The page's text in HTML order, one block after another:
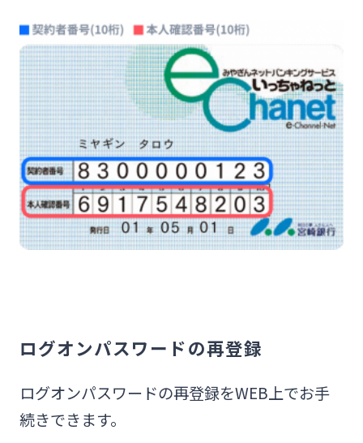
外国為替
ポイントサービス「たまるーじ倶楽部」
クレジットカード
キャッシュレスサービス
閉じる
閉じる
よくあるご質問 チャットで相談
English
個人のお客さま
株主・投資家の皆さま
宮崎銀行について
ログオンパスワードの再登録
ログオンパスワードの再登録をWEB上でお手
続きできます。